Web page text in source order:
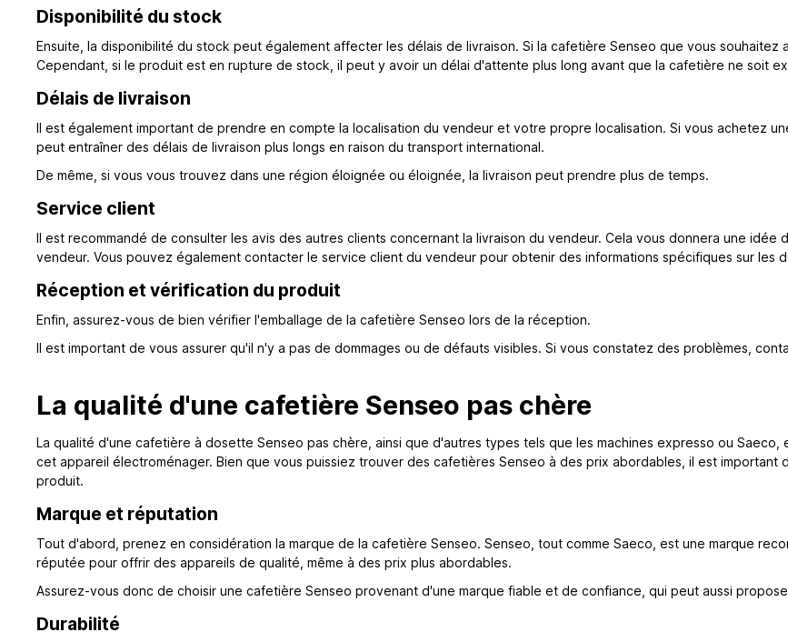
Disponibilité du stock
Ensuite, la disponibilité du stock peut également affecter les délais de livraison. Si la cafetière Senseo que vous
Cependant, si le produit est en rupture de stock, il peut y avoir un délai d'attente plus long avant que la cafetière ne soit
Délais de livraison
Il est également important de prendre en compte la localisation du vendeur et votre propre localisation. Si vous achetez
peut entraîner des délais de livraison plus longs en raison du transport international.
De même, si vous vous trouvez dans une région éloignée ou éloignée, la livraison peut prendre plus de temps.
Service client
Il est recommandé de consulter les avis des autres clients concernant la livraison du vendeur. Cela vous donnera une
vendeur. Vous pouvez également contacter le service client du vendeur pour obtenir des informations spécifiques sur les
Réception et vérification du produit
Enfin, assurez-vous de bien vérifier l'emballage de la cafetière Senseo lors de la réception.
Il est important de vous assurer qu'il n'y a pas de dommages ou de défauts visibles. Si vous constatez des problèmes,
La qualité d'une cafetière Senseo pas chère
La qualité d'une cafetière à dosette Senseo pas chère, ainsi que d'autres types tels que les machines expresso ou
cet appareil électroménager. Bien que vous puissiez trouver des cafetières Senseo à des prix abordables, il est
produit.
Marque et réputation
Tout d'abord, prenez en considération la marque de la cafetière Senseo. Senseo, tout comme Saeco, est une marque
réputée pour offrir des appareils de qualité, même à des prix plus abordables.
Assurez-vous donc de choisir une cafetière Senseo provenant d'une marque fiable et de confiance, qui peut aussi
Durabilité